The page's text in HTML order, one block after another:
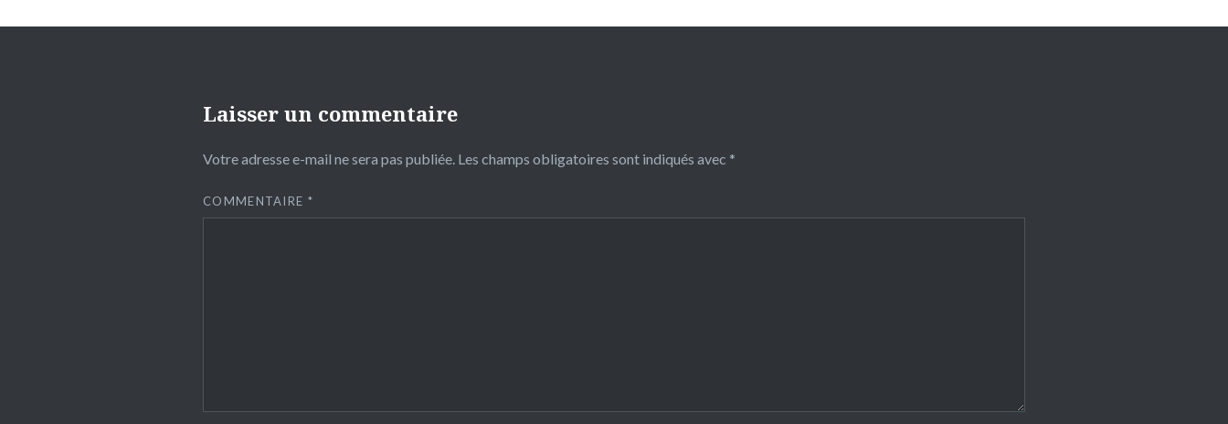
Laisser un commentaire
Votre adresse e-mail ne sera pas publiée. Les champs obligatoires sont indiqués avec *
COMMENTAIRE *